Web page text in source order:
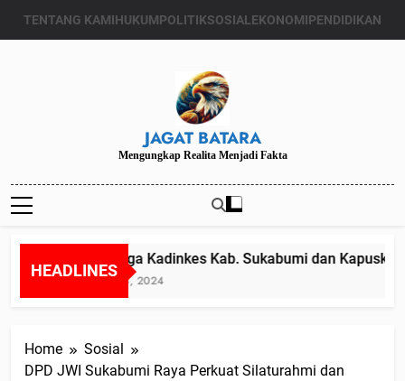
TENTANG KAMIHUKUMPOLITIKSOSIALEKONOMIPENDIDIKAN
JAGAT BATARA
Mengungkap Realita Menjadi Fakta
HEADLINES
Diduga Kadinkes Kab. Sukabumi dan
Juli 24, 2024
Home
Sosial
DPD JWI Sukabumi Raya Perkuat Silaturahmi dan